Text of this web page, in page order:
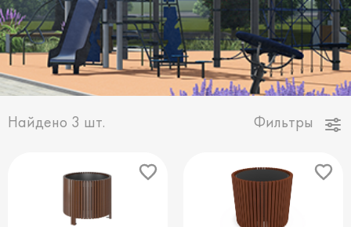
Фильтры
Найдено 3 шт.